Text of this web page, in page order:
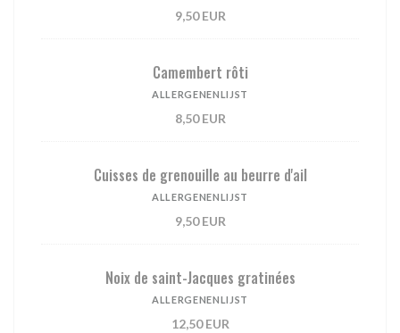
9,50 EUR
Camembert rôti
ALLERGENENLIJST
8,50 EUR
Cuisses de grenouille au beurre d'ail
ALLERGENENLIJST
9,50 EUR
Noix de saint-Jacques gratinées
ALLERGENENLIJST
12,50 EUR